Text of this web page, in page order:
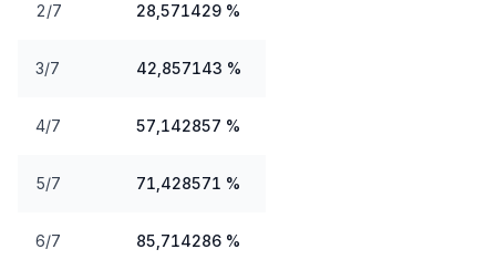
2/7 28,571429 %
3/7 42,857143 %
4/7 57,142857 %
5/7 71,428571 %
6/7 85,714286 %